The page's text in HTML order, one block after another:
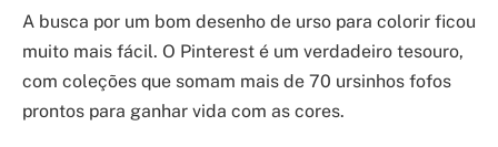
A busca por um bom desenho de urso para colorir ficou
muito mais fácil. O Pinterest é um verdadeiro tesouro,
com coleções que somam mais de 70 ursinhos fofos
prontos para ganhar vida com as cores.